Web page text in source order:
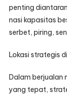
penting
nasi kapasitas
serbet, piring,
Lokasi strategis
Dalam berjualan
yang tepat,